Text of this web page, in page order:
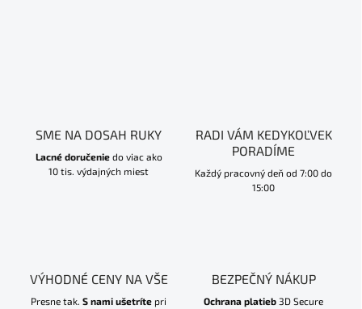
SME NA DOSAH RUKY
Lacné doručeniedo viac ako
10 tis. výdajných miest
RADI VÁM KEDYKOĽVEK
PORADÍME
Každý pracovný deň od 7:00 do
15:00
VÝHODNÉ CENY NA VŠE
Presne tak. S nami ušetríte pri
BEZPEČNÝ NÁKUP
Ochrana platieb 3D Secure